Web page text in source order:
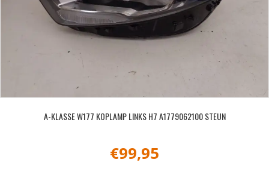
A-KLASSE W177 KOPLAMP LINKS H7 A1779062100 STEUN
€99,95